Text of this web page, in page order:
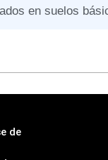
en suelos
de